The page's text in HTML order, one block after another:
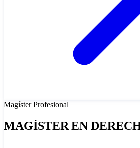
MagísterProfesional
MAGÍSTER EN